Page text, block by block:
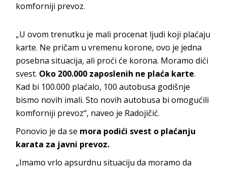
komforniji prevoz.
„U ovom trenutku je mali procenat ljudi koji plaćaju
karte. Ne pričam u vremenu korone, ovo je jedna
posebna situacija, ali proći će korona. Moramo dići
svest. Oko 200.000 zaposlenih ne plaća karte.
Kad bi 100.000 plaćalo, 100 autobusa godišnje
bismo novih imali. Sto novih autobusa bi omogućili
komforniji prevoz“, naveo je Radojičić.
Ponovio je da se mora podići svest o plaćanju
karata za javni prevoz.
„Imamo vrlo apsurdnu situaciju da moramo da